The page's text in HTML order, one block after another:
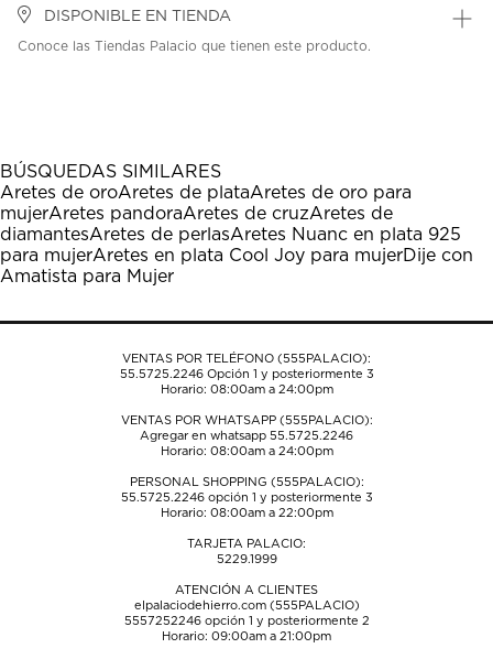
DISPONIBLE EN TIENDA
Conoce las Tiendas Palacio que tienen este producto.
BÚSQUEDAS SIMILARES
Aretes de oroAretes de plataAretes de oro para
mujerAretes pandoraAretes de cruzAretes de
diamantesAretes de perlasAretes Nuanc en plata 925
para mujerAretes en plata Cool Joy para mujerDije con
Amatista para Mujer
VENTAS POR TELÉFONO (555PALACIO):
55.5725.2246Opción 1 y posteriormente 3
Horario: 08:00am a 24:00pm
VENTAS POR WHATSAPP (555PALACIO):
Agregar en whatsapp 55.5725.2246
Horario: 08:00am a 24:00pm
PERSONAL SHOPPING (555PALACIO):
55.5725.2246opción 1 y posteriormente 3
Horario: 08:00am a 22:00pm
TARJETA PALACIO:
5229.1999
ATENCIÓN A CLIENTES
elpalaciodehierro.com (555PALACIO)
5557252246opción 1 y posteriormente 2
Horario: 09:00am a 21:00pm